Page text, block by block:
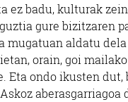
ez badu, kulturak
gure bizitzaren
mugatuan aldatu
orain, goi
ondo ikusten